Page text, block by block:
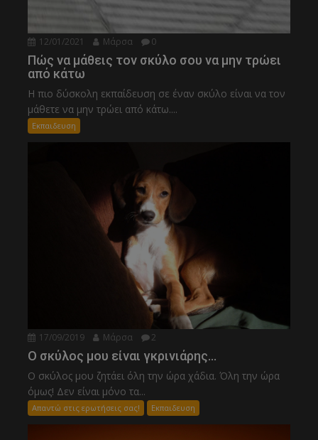
12/01/2021 Μάρσα 0
Πώς να μάθεις τον σκύλο σου να μην τρώει
από κάτω
Η πιο δύσκολη εκπαίδευση σε έναν σκύλο είναι να τον
μάθετε να μην τρώει από κάτω....
Εκπαιδευση
17/09/2019 Μάρσα 2
Ο σκύλος μου είναι γκρινιάρης…
Ο σκύλος μου ζητάει όλη την ώρα χάδια. Όλη την ώρα
όμως! Δεν είναι μόνο τα...
Απαντώ στις ερωτήσεις σας! Εκπαιδευση